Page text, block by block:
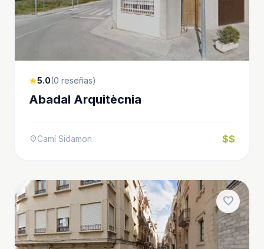
star5.0(0 reseñas)
Abadal Arquitècnia
location_onCamí Sidamon $$
favorite